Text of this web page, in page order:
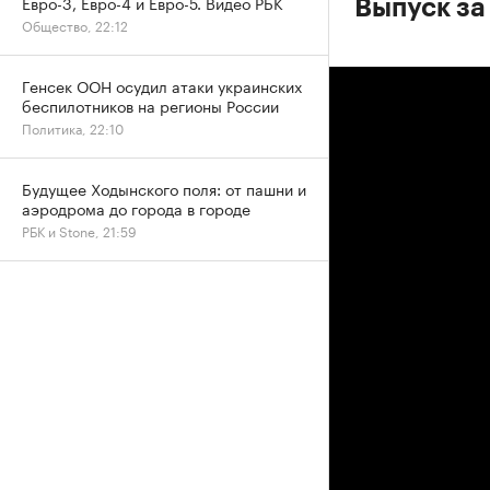
Выпуск
Общество, 22:12
Генсек ООН осудил атаки украинских
беспилотников на регионы России
Политика, 22:10
Будущее Ходынского поля: от пашни и
аэродрома до города в городе
РБК и Stone, 21:59